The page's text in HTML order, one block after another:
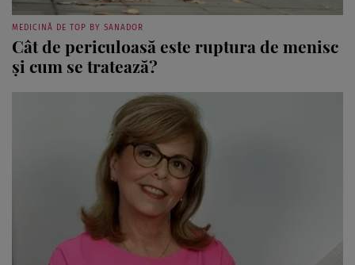
MEDICINĂ DE TOP BY SANADOR
Cât de periculoasă este ruptura de menisc
și cum se tratează?